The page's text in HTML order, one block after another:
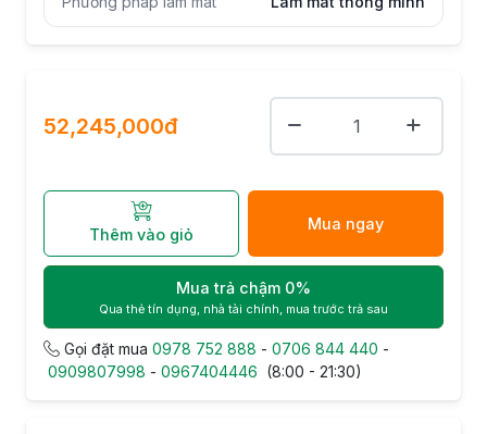
52,245,000đ
Thêm vào giỏ
Mua ngay
Mua trả chậm 0%
Qua thẻ tín dụng, nhà tài chính, mua trước trả sau
Gọi đặt mua 0978 752 888 - 0706 844 440 -
0909807998 - 0967404446 (8:00 - 21:30)